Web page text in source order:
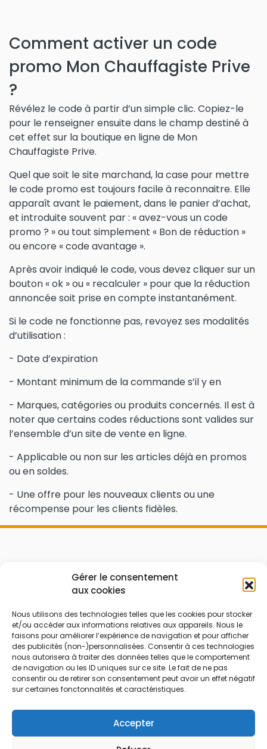
Gérer le consentement
aux cookies
Nous utilisons des technologies telles que les cookies pour stocker
et/ou accéder aux informations relatives aux appareils. Nous le
faisons pour améliorer l’expérience de navigation et pour afficher
des publicités (non-)personnalisées. Consentir à ces technologies
nous autorisera à traiter des données telles que le comportement
de navigation ou les ID uniques sur ce site. Le fait de ne pas
consentir ou de retirer son consentement peut avoir un effet négatif
sur certaines fonctonnalités et caractéristiques.
Accepter
Comment activer un code
promo Mon Chauffagiste Prive
?
Révélez le code à partir d’un simple clic. Copiez-le
pour le renseigner ensuite dans le champ destiné à
cet effet sur la boutique en ligne de Mon
Chauffagiste Prive.
Quel que soit le site marchand, la case pour mettre
le code promo est toujours facile à reconnaitre. Elle
apparaît avant le paiement, dans le panier d’achat,
et introduite souvent par : « avez-vous un code
promo ? » ou tout simplement « Bon de réduction »
ou encore « code avantage ».
Après avoir indiqué le code, vous devez cliquer sur un
bouton « ok » ou « recalculer » pour que la réduction
annoncée soit prise en compte instantanément.
Si le code ne fonctionne pas, revoyez ses modalités
d’utilisation :
- Date d’expiration
- Montant minimum de la commande s’il y en
- Marques, catégories ou produits concernés. Il est à
noter que certains codes réductions sont valides sur
l’ensemble d’un site de vente en ligne.
- Applicable ou non sur les articles déjà en promos
ou en soldes.
- Une offre pour les nouveaux clients ou une
récompense pour les clients fidèles.
Le prix peut être réduit !
FAQ
Qui sommes nous
Contactez-nous
Mentions légales
Code réduction
Bons plans
Soldes
French Days